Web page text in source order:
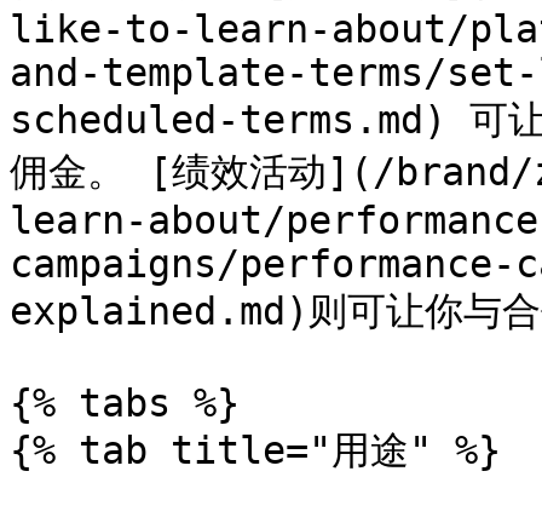
like-to-learn-about/
and-template-terms/
scheduled-terms.md) 可让
佣金。 [绩效活动](/
learn-about/
campaigns/performance-
explained.md)则可让你与合
{% tabs %}
{% tab title="用途" %}